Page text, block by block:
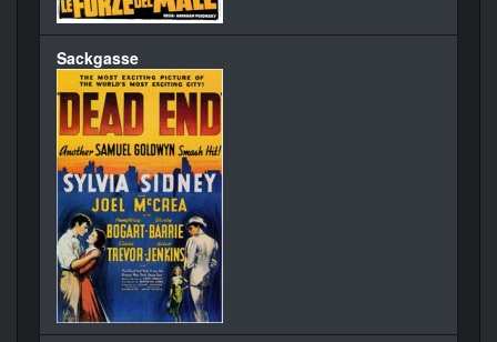
Sackgasse